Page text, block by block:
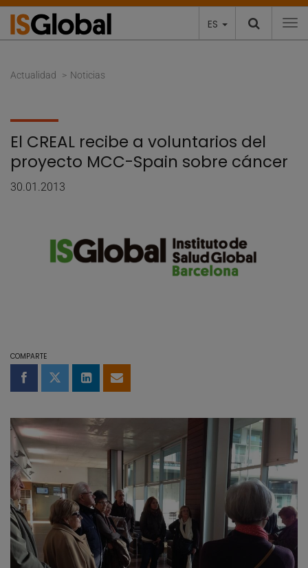
ES
Actualidad Noticias
El CREAL recibe a voluntarios del
proyecto MCC-Spain sobre cáncer
30.01.2013
COMPARTE
Compartir en Facebook
Compartir en Twitter
Compartir en LinkedIn
Compartir por email